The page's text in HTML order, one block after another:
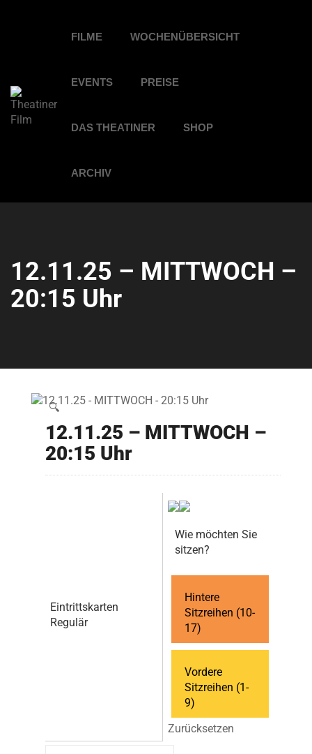
FILME WOCHENÜBERSICHT
EVENTS PREISE
DAS THEATINER SHOP
ARCHIV
12.11.25 – MITTWOCH –
20:15 Uhr
🔍
12.11.25 – MITTWOCH –
20:15 Uhr
Eintrittskarten
Regulär
Wie möchten Sie
sitzen?
Hintere
Sitzreihen (10-
17)
Vordere
Sitzreihen (1-
9)
Zurücksetzen